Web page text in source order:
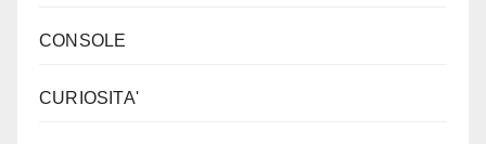
CONSOLE
CURIOSITA'